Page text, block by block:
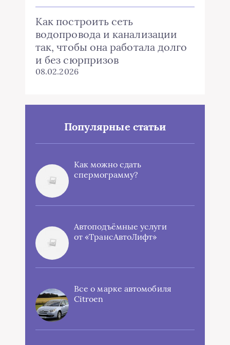
Как построить сеть
водопровода и канализации
так, чтобы она работала долго
и без сюрпризов
08.02.2026
Популярные статьи
Как можно сдать
спермограмму?
Автоподъёмные услуги
от «ТрансАвтоЛифт»
Все о марке автомобиля
Citroen